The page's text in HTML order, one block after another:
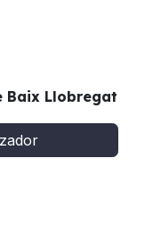
Baix Llobregat